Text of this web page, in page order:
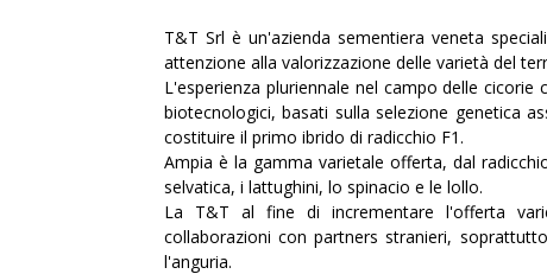
T&T Srl è un'azienda sementiera veneta
attenzione alla valorizzazione delle varietà del
L'esperienza pluriennale nel campo delle
biotecnologici, basati sulla selezione genetica
costituire il primo ibrido di radicchio F1.
Ampia è la gamma varietale offerta, dal
selvatica, i lattughini, lo spinacio e le lollo.
La T&T al fine di incrementare l'offerta
collaborazioni con partners stranieri,
l'anguria.